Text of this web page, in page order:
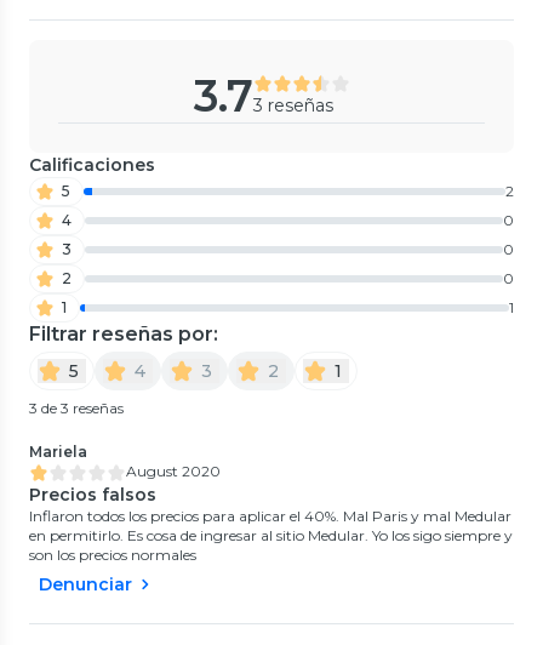
3.73 reseñas
Calificaciones
5
2
4
0
3
0
2
0
1
1
Filtrar reseñas por:
5 4 3 2 1
3 de 3 reseñas
Mariela
August 2020
Precios falsos
Inflaron todos los precios para aplicar el 40%. Mal Paris y mal Medular
en permitirlo. Es cosa de ingresar al sitio Medular. Yo los sigo siempre y
son los precios normales
Denunciar